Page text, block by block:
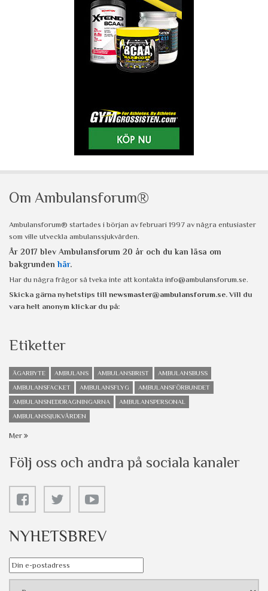
Om Ambulansforum®
Ambulansforum® startades i början av februari 1997 av några entusiaster
som ville utveckla ambulanssjukvården.
År 2017 blev Ambulansforum 20 år och du kan läsa om
bakgrunden här.
Har du några frågor så tveka inte att kontakta info@ambulansforum.se.
Skicka gärna nyhetstips till newsmaster@ambulansforum.se. Vill du
vara helt anonym klickar du på:
Etiketter
ÄGARBYTE AMBULANS AMBULANSBRIST
AMBULANSBUSS
AMBULANSFACKET
AMBULANSFLYG
AMBULANSFÖRBUNDET
AMBULANSNEDDRAGNINGARNA
AMBULANSPERSONAL
AMBULANSSJUKVÅRDEN
Mer
Följ oss och andra på sociala kanaler
NYHETSBREV